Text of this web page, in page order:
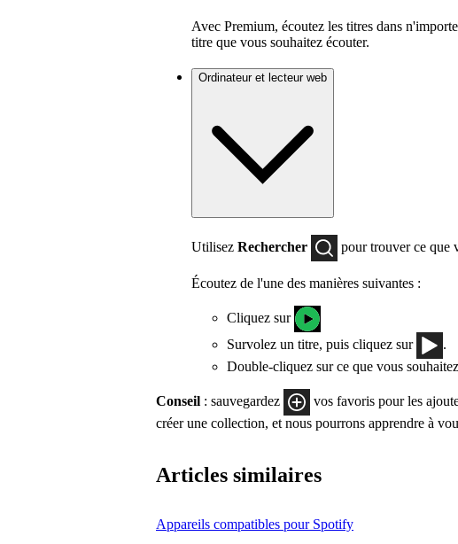
Avec Premium, écoutez les titres dans
titre que vous souhaitez écouter.
Ordinateur et lecteur web
Utilisez Rechercher pour trouver ce que
Écoutez de l'une des manières suivantes :
Cliquez sur
Survolez un titre, puis cliquez sur
.
Double-cliquez sur ce que vous
Conseil : sauvegardez vos favoris pour les
créer une collection, et nous pourrons apprendre à
Articles similaires
Appareils compatibles pour Spotify